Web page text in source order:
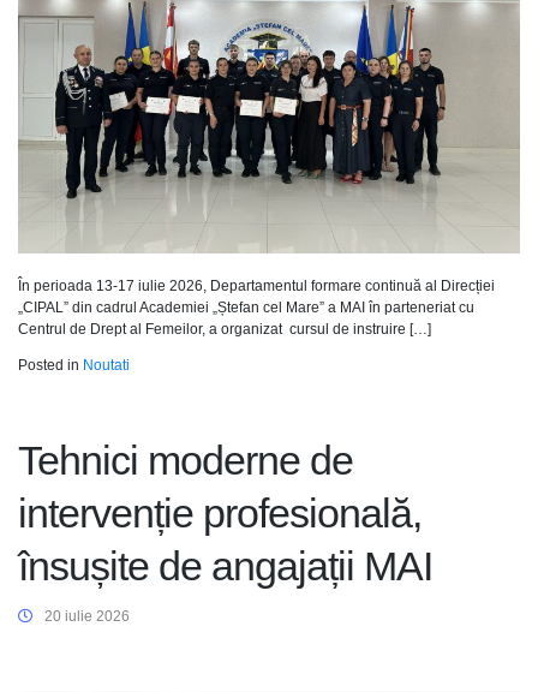
În perioada 13-17 iulie 2026, Departamentul formare continuă al Direcției
„CIPAL” din cadrul Academiei „Ștefan cel Mare” a MAI în parteneriat cu
Centrul de Drept al Femeilor, a organizat cursul de instruire […]
Posted in Noutati
Tehnici moderne de
intervenție profesională,
însușite de angajații MAI
20 iulie 2026